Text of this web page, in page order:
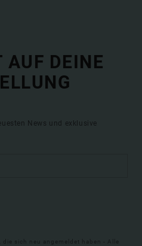
AUF DEINE
News und exklusive
sich neu angemeldet haben - Alle